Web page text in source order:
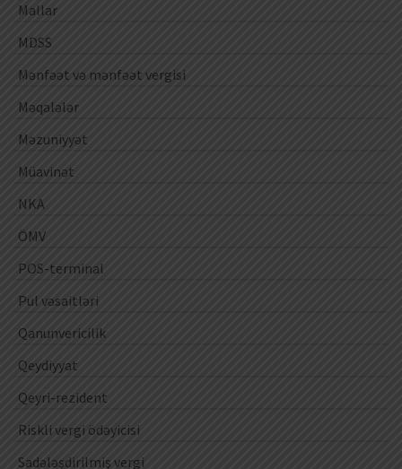
Mallar
MDSS
Mənfəət və mənfəət vergisi
Məqalələr
Məzuniyyət
Müavinət
NKA
ÖMV
POS-terminal
Pul vəsaitləri
Qanunvericilik
Qeydiyyat
Qeyri-rezident
Riskli vergi ödəyicisi
Sadələşdirilmiş vergi